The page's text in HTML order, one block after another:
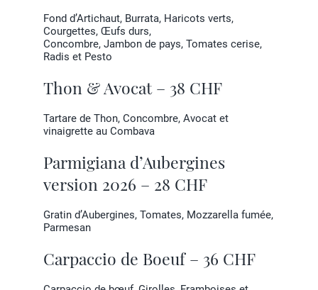
Fond d’Artichaut, Burrata, Haricots verts,
Courgettes, Œufs durs,
Concombre, Jambon de pays, Tomates cerise,
Radis et Pesto
Thon & Avocat – 38 CHF
Tartare de Thon, Concombre, Avocat et
vinaigrette au Combava
Parmigiana d’Aubergines
version 2026 – 28 CHF
Gratin d’Aubergines, Tomates, Mozzarella fumée,
Parmesan
Carpaccio de Boeuf – 36 CHF